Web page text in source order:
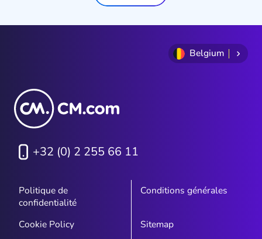
Belgium
+32 (0) 2 255 66 11
Politique de
confidentialité
Conditions générales
Cookie Policy
Sitemap